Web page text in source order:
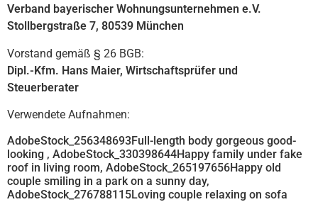
Verband bayerischer Wohnungsunternehmen e.V.
Stollbergstraße 7, 80539 München
Vorstand gemäß § 26 BGB:
Dipl.-Kfm. Hans Maier, Wirtschaftsprüfer und
Steuerberater
Verwendete Aufnahmen:
AdobeStock_256348693Full-length body gorgeous good-
looking , AdobeStock_330398644Happy family under fake
roof in living room, AdobeStock_265197656Happy old
couple smiling in a park on a sunny day,
AdobeStock_276788115Loving couple relaxing on sofa